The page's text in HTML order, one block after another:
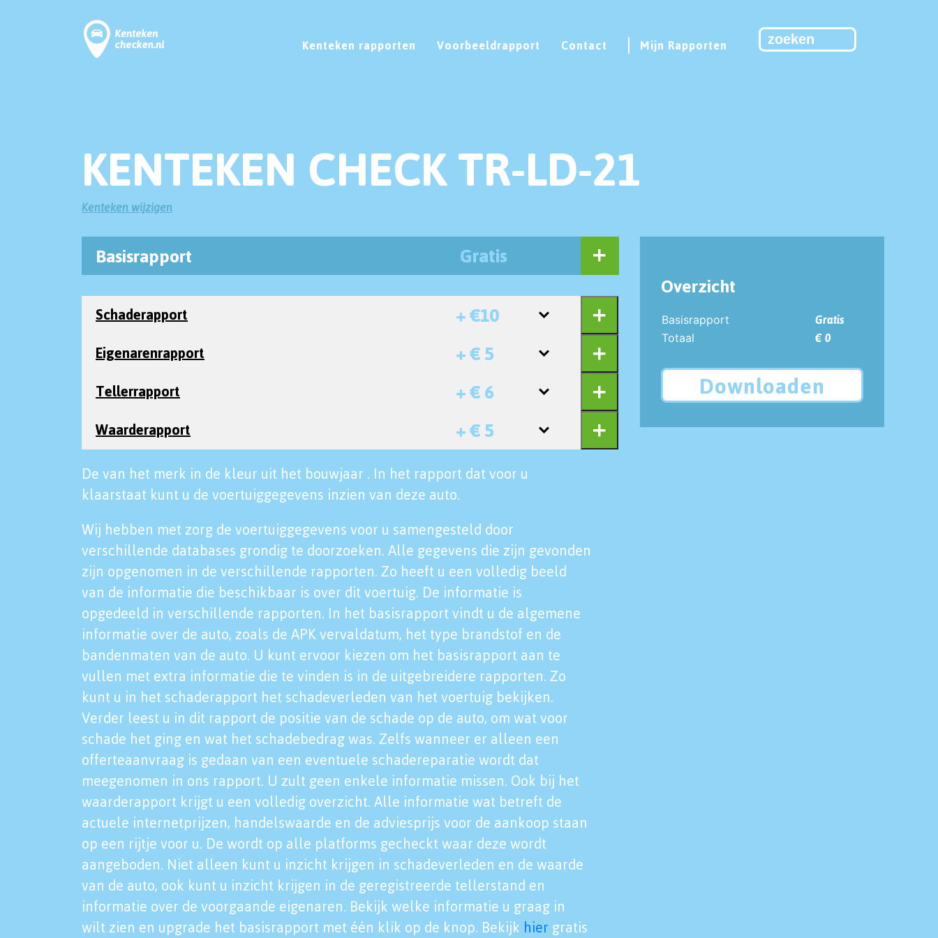
Kenteken rapporten Voorbeeldrapport Contact Mijn Rapporten
KENTEKEN CHECK TR-LD-21
Kenteken wijzigen
Basisrapport Gratis
Schaderapport + €10
Eigenarenrapport + € 5
Tellerrapport + € 6
Waarderapport + € 5
De van het merk in de kleur uit het bouwjaar . In het rapport dat voor u
klaarstaat kunt u de voertuiggegevens inzien van deze auto.
Wij hebben met zorg de voertuiggegevens voor u samengesteld door
verschillende databases grondig te doorzoeken. Alle gegevens die zijn gevonden
zijn opgenomen in de verschillende rapporten. Zo heeft u een volledig beeld
van de informatie die beschikbaar is over dit voertuig. De informatie is
opgedeeld in verschillende rapporten. In het basisrapport vindt u de algemene
informatie over de auto, zoals de APK vervaldatum, het type brandstof en de
bandenmaten van de auto. U kunt ervoor kiezen om het basisrapport aan te
vullen met extra informatie die te vinden is in de uitgebreidere rapporten. Zo
kunt u in het schaderapport het schadeverleden van het voertuig bekijken.
Verder leest u in dit rapport de positie van de schade op de auto, om wat voor
schade het ging en wat het schadebedrag was. Zelfs wanneer er alleen een
offerteaanvraag is gedaan van een eventuele schadereparatie wordt dat
meegenomen in ons rapport. U zult geen enkele informatie missen. Ook bij het
waarderapport krijgt u een volledig overzicht. Alle informatie wat betreft de
actuele internetprijzen, handelswaarde en de adviesprijs voor de aankoop staan
op een rijtje voor u. De wordt op alle platforms gecheckt waar deze wordt
aangeboden. Niet alleen kunt u inzicht krijgen in schadeverleden en de waarde
van de auto, ook kunt u inzicht krijgen in de geregistreerde tellerstand en
informatie over de voorgaande eigenaren. Bekijk welke informatie u graag in
wilt zien en upgrade het basisrapport met één klik op de knop. Bekijk hier gratis
Overzicht
Basisrapport
Gratis
Totaal
€ 0
Downloaden